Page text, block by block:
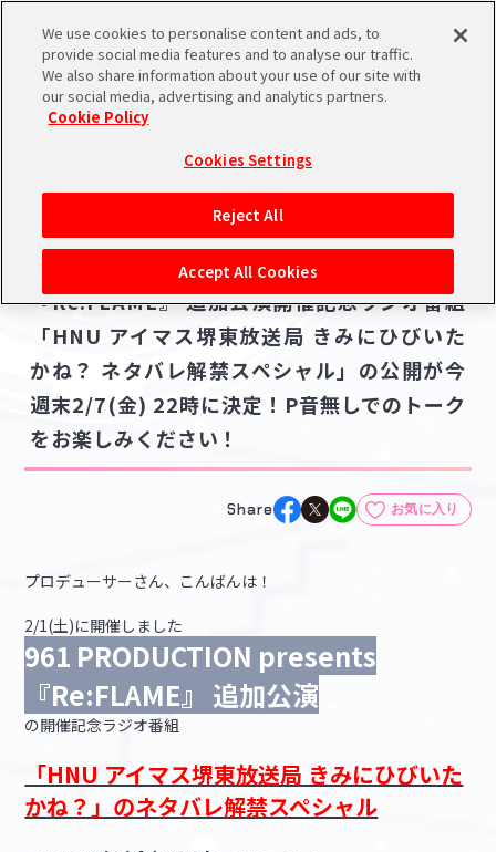
スケジュール 検索
バンダイナムコIDで
アイドルマスター ポータルへの登録について
シリアルコード・
あいことば
活動履歴
閲覧履歴・購入履歴 Pレポ
チェックイン お気に入り
マイスケジュール メモ
ニュース
ライブ・イベント 配信番組 ラジオ
2025.02.04
【961】961 PRODUCTION presents
『Re:FLAME』 追加公演開催記念ラジオ番組
「HNU アイマス堺東放送局 きみにひびいた
かね？ ネタバレ解禁スペシャル」の公開が今
週末2/7(金) 22時に決定！P音無しでのトーク
をお楽しみください！
Share お気に入り
プロデューサーさん、こんばんは！
2/1(土)に開催しました
961 PRODUCTION presents
『Re:FLAME』 追加公演
の開催記念ラジオ番組
「HNU アイマス堺東放送局 きみにひびいた
かね？」のネタバレ解禁スペシャル
We use cookies to personalise content and ads, to
provide social media features and to analyse our traffic.
We also share information about your use of our site with
our social media, advertising and analytics partners.
Cookie Policy
Cookies Settings
Reject All
Accept All Cookies